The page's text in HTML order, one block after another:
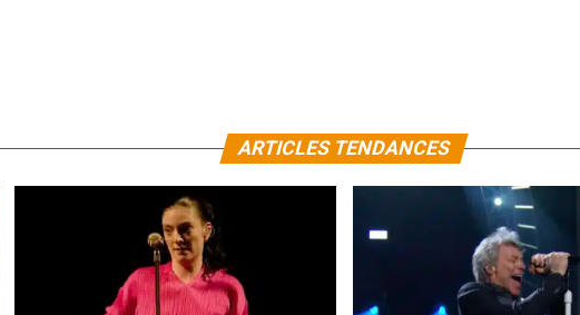
ARTICLES TENDANCES